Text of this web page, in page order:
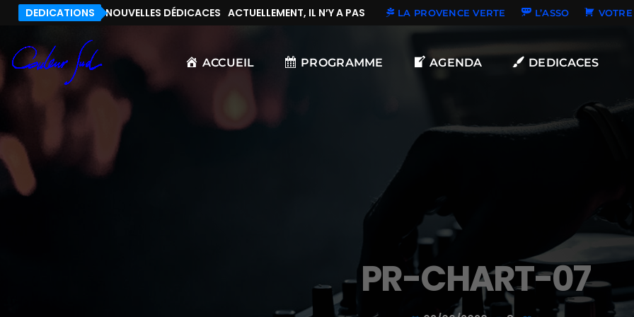
DEDICATIONS
IL N’Y A PAS DE NOUVELLES DÉDICACES ACTUELLEMENT, IL N’Y A PAS DE NOUVELLES DÉDICACES
LA PROVENCE VERTE L’ASSO
ACCUEIL PROGRAMME AGENDA DEDICACES
PR-CHART-07